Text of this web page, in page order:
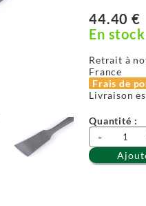
44.40 €
En stock
Retrait à
France
Frais de
Livraison
Quantité :
-